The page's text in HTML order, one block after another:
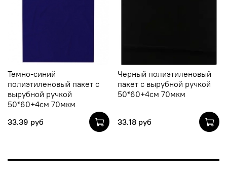
Темно-синий
полиэтиленовый пакет с
вырубной ручкой
50*60+4см 70мкм
33.39 руб
Черный полиэтиленовый
пакет с вырубной ручкой
50*60+4см 70мкм
33.18 руб